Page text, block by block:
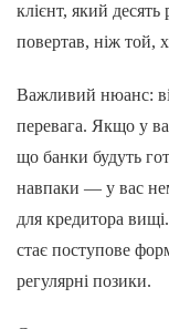
клієнт, який десять
повертав, ніж той,
Важливий нюанс:
перевага. Якщо у
що банки будуть
навпаки — у вас
для кредитора
стає поступове
регулярні позики.